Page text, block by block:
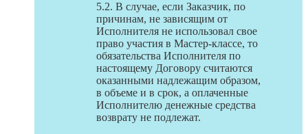
5.2. В случае, если Заказчик, по
причинам, не зависящим от
Исполнителя не использовал свое
право участия в Мастер-классе, то
обязательства Исполнителя по
настоящему Договору считаются
оказанными надлежащим образом,
в объеме и в срок, а оплаченные
Исполнителю денежные средства
возврату не подлежат.